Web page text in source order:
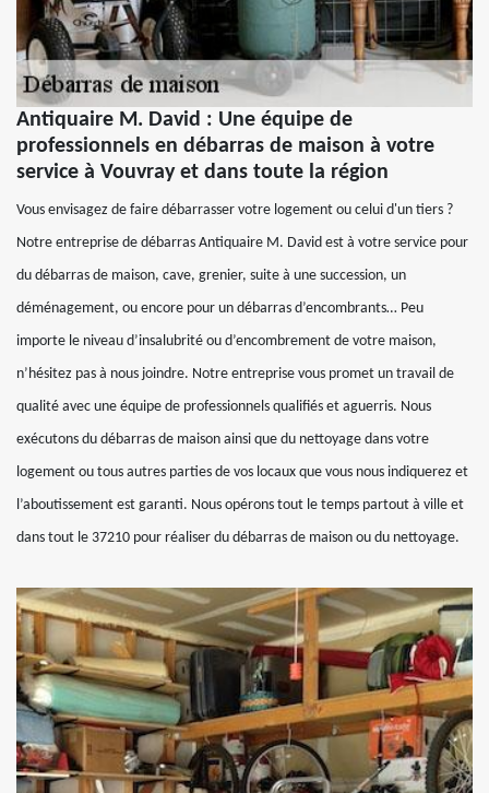
Antiquaire M. David : Une équipe de
professionnels en débarras de maison à votre
service à Vouvray et dans toute la région
Vous envisagez de faire débarrasser votre logement ou celui d'un tiers ?
Notre entreprise de débarras Antiquaire M. David est à votre service pour
du débarras de maison, cave, grenier, suite à une succession, un
déménagement, ou encore pour un débarras d’encombrants… Peu
importe le niveau d’insalubrité ou d’encombrement de votre maison,
n’hésitez pas à nous joindre. Notre entreprise vous promet un travail de
qualité avec une équipe de professionnels qualifiés et aguerris. Nous
exécutons du débarras de maison ainsi que du nettoyage dans votre
logement ou tous autres parties de vos locaux que vous nous indiquerez et
l’aboutissement est garanti. Nous opérons tout le temps partout à ville et
dans tout le 37210 pour réaliser du débarras de maison ou du nettoyage.